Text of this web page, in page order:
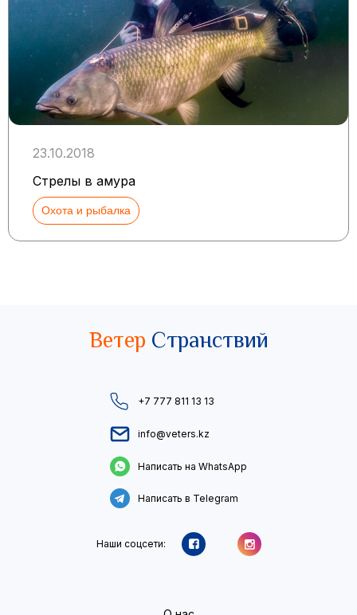
23.10.2018
Стрелы в амура
Охота и рыбалка
Ветер Странствий
+7 777 811 13 13
info@veters.kz
Написать на WhatsApp
Написать в Telegram
Наши соцсети: